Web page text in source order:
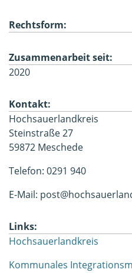
Rechtsform:
Zusammenarbeit seit:
2020
Kontakt:
Hochsauerlandkreis
Steinstraße 27
59872 Meschede
Telefon: 0291 940
E-Mail:
Links:
Hochsauerlandkreis
Kommunales